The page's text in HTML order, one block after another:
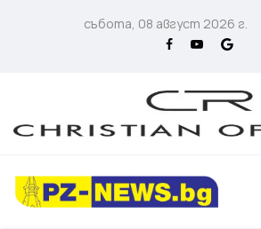
събота, 08 август 2026 г.